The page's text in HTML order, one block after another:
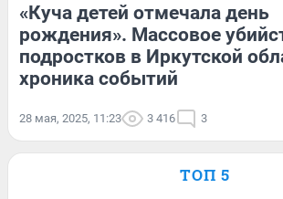
«Куча детей отмечала день
рождения». Массовое
подростков в Иркутской
хроника событий
28 мая, 2025, 11:23 3 416 3
ТОП 5